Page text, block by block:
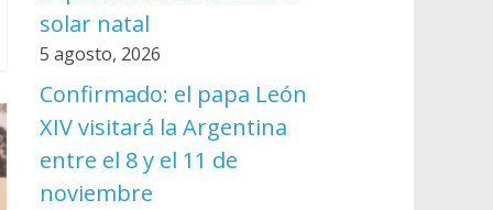
solar natal
5 agosto, 2026
Confirmado: el papa León
XIV visitará la Argentina
entre el 8 y el 11 de
noviembre